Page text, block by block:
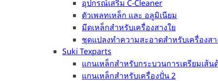
อุปกรณ์เสริม C-Cleaner
ตัวเพลทเหล็ก และ อลูมิเนียม
มีดเหล็กสำหรับเครื่องสางใย
ชุดแปลงทำความสะอาดสำหรับเครื่องสา
Suki Texparts
แกนเหล็กสำหรับกระบวนการเตรียมเส้น
แกนเหล็กสำหรับเครื่องปั่น 2